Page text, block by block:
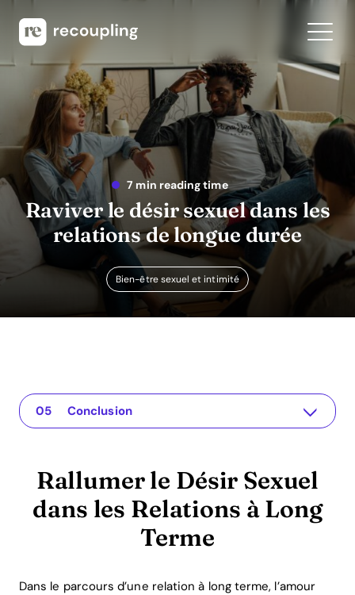
7 min reading time
Raviver le désir sexuel dans les
relations de longue durée
Bien-être sexuel et intimité
Rallumer le Désir Sexuel dans les Relations à Long Terme
The app for your relationship
Comprendre le Problème
Solutions Pratiques pour Raviver l'Intimité
Conclusion
Rallumer le Désir Sexuel
dans les Relations à Long
Terme
Dans le parcours d’une relation à long terme, l’amour